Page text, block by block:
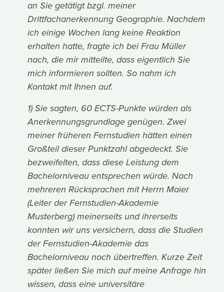
an Sie getätigt bzgl. meiner
Drittfachanerkennung Geographie. Nachdem
ich einige Wochen lang keine Reaktion
erhalten hatte, fragte ich bei Frau Müller
nach, die mir mitteilte, dass eigentlich Sie
mich informieren sollten. So nahm ich
Kontakt mit Ihnen auf.
1) Sie sagten, 60 ECTS-Punkte würden als
Anerkennungsgrundlage genügen. Zwei
meiner früheren Fernstudien hätten einen
Großteil dieser Punktzahl abgedeckt. Sie
bezweifelten, dass diese Leistung dem
Bachelorniveau entsprechen würde. Nach
mehreren Rücksprachen mit Herrn Maier
(Leiter der Fernstudien-Akademie
Musterberg) meinerseits und ihrerseits
konnten wir uns versichern, dass die Studien
der Fernstudien-Akademie das
Bachelorniveau noch übertreffen. Kurze Zeit
später ließen Sie mich auf meine Anfrage hin
wissen, dass eine universitäre